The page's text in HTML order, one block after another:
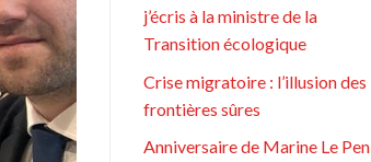
j’écris à la ministre de la
Transition écologique
Crise migratoire : l’illusion des
frontières sûres
Anniversaire de Marine Le Pen